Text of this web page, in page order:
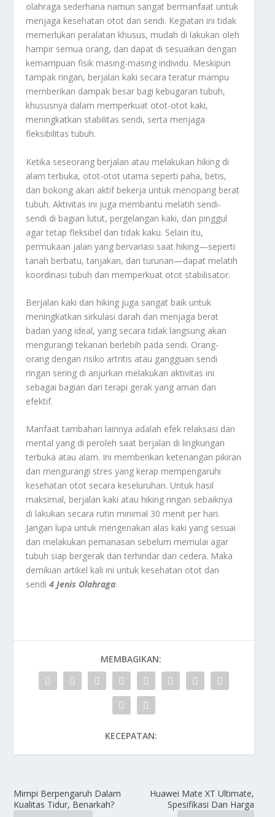
olahraga sederhana namun sangat bermanfaat untuk
menjaga kesehatan otot dan sendi. Kegiatan ini tidak
memerlukan peralatan khusus, mudah di lakukan oleh
hampir semua orang, dan dapat di sesuaikan dengan
kemampuan fisik masing-masing individu. Meskipun
tampak ringan, berjalan kaki secara teratur mampu
memberikan dampak besar bagi kebugaran tubuh,
khususnya dalam memperkuat otot-otot kaki,
meningkatkan stabilitas sendi, serta menjaga
fleksibilitas tubuh.
Ketika seseorang berjalan atau melakukan hiking di
alam terbuka, otot-otot utama seperti paha, betis,
dan bokong akan aktif bekerja untuk menopang berat
tubuh. Aktivitas ini juga membantu melatih sendi-
sendi di bagian lutut, pergelangan kaki, dan pinggul
agar tetap fleksibel dan tidak kaku. Selain itu,
permukaan jalan yang bervariasi saat hiking—seperti
tanah berbatu, tanjakan, dan turunan—dapat melatih
koordinasi tubuh dan memperkuat otot stabilisator.
Berjalan kaki dan hiking juga sangat baik untuk
meningkatkan sirkulasi darah dan menjaga berat
badan yang ideal, yang secara tidak langsung akan
mengurangi tekanan berlebih pada sendi. Orang-
orang dengan risiko artritis atau gangguan sendi
ringan sering di anjurkan melakukan aktivitas ini
sebagai bagian dari terapi gerak yang aman dan
efektif.
Manfaat tambahan lainnya adalah efek relaksasi dan
mental yang di peroleh saat berjalan di lingkungan
terbuka atau alam. Ini memberikan ketenangan pikiran
dan mengurangi stres yang kerap mempengaruhi
kesehatan otot secara keseluruhan. Untuk hasil
maksimal, berjalan kaki atau hiking ringan sebaiknya
di lakukan secara rutin minimal 30 menit per hari.
Jangan lupa untuk mengenakan alas kaki yang sesuai
dan melakukan pemanasan sebelum memulai agar
tubuh siap bergerak dan terhindar dari cedera. Maka
demikian artikel kali ini untuk kesehatan otot dan
sendi4 Jenis Olahraga.
MEMBAGIKAN:
KECEPATAN:
Mimpi Berpengaruh Dalam
Kualitas Tidur, Benarkah?
Huawei Mate XT Ultimate,
Spesifikasi Dan Harga